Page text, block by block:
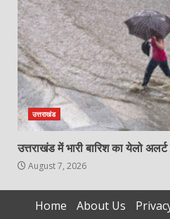
उत्तराखंड
उत्तराखंड में भारी बारिश का येलो अलर्ट
August 7, 2026
Home About Us